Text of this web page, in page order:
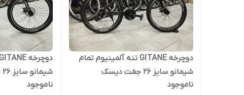
دوچرخه GITANE تنه آلمینیوم تمام
شیمانو سایز 26 جفت دیسک
ناموجود
شیمانو سایز 26 جفت دیسک
ناموجود